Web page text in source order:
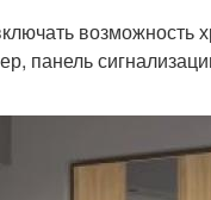
возможность
панель